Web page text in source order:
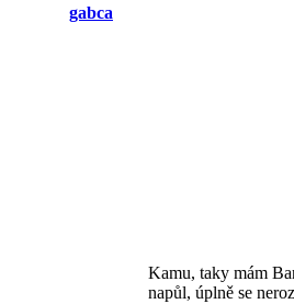
gabca
Kamu, taky mám
napůl, úplně se